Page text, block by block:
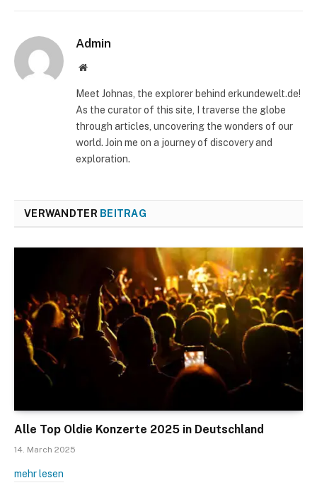
Admin
Website
Meet Johnas, the explorer behind erkundewelt.de!
As the curator of this site, I traverse the globe
through articles, uncovering the wonders of our
world. Join me on a journey of discovery and
exploration.
VERWANDTER BEITRAG
Alle Top Oldie Konzerte 2025 in Deutschland
14. March 2025
mehr lesen